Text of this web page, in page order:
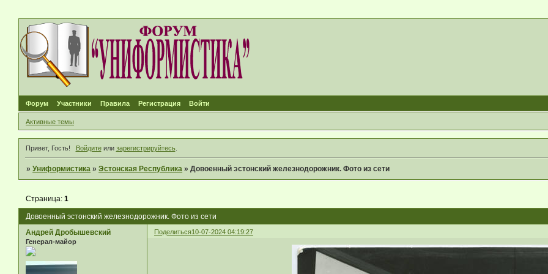
Форум Участники Правила Регистрация Войти
Активные темы
Привет, Гость! Войдитеили зарегистрируйтесь.
»Униформистика »Эстонская Республика »Довоенный эстонский железнодорожник. Фото из сети
Довоенный эстонский железнодорожник. Фото из сети
Страница:1
Поделиться10-07-2024 04:19:27
Андрей Дробышевский
Генерал-майор